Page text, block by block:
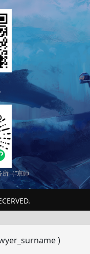
（“京师
)